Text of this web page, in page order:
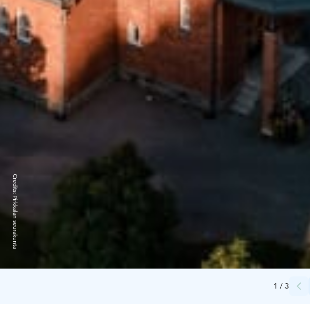
1 / 3
Credits:
Pirkkalan seurakunta